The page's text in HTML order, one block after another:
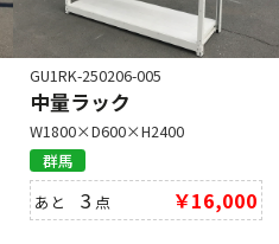
GU1RK-250206-005
中量ラック
W1800×D600×H2400
群馬
あと3 点 ￥16,000